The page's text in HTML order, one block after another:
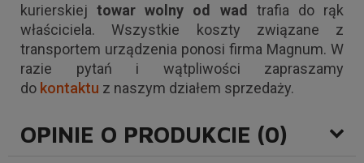
kurierskiejtowar wolny od wad trafia do rąk
właściciela. Wszystkie koszty związane z
transportem urządzenia ponosi firma Magnum. W
razie pytań i wątpliwości zapraszamy
do kontaktu z naszym działem sprzedaży.
OPINIE O PRODUKCIE (0)